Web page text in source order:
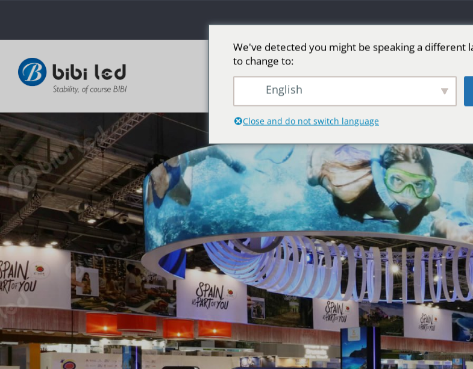
LED 광고 화면 단계를 위한 LED 스크린 스
We've detected you might be speaking a different
to change to:
English
Close and do not switch language